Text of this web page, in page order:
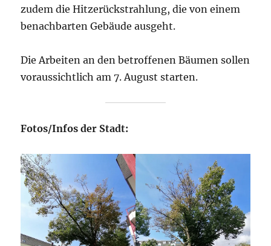
zudem die Hitzerückstrahlung, die von einem
benachbarten Gebäude ausgeht.
Die Arbeiten an den betroffenen Bäumen sollen
voraussichtlich am 7. August starten.
Fotos/Infos der Stadt: